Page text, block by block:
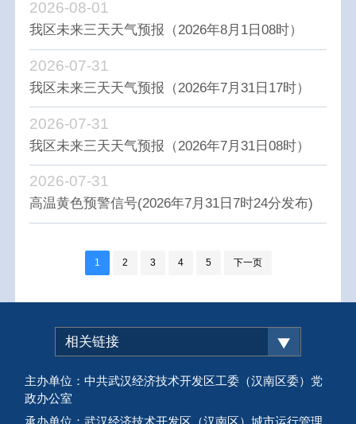
我区未来三天天气预报（2026年8月1日08时）
2026-08-01
我区未来三天天气预报（2026年7月31日17时）
2026-07-31
我区未来三天天气预报（2026年7月31日08时）
2026-07-31
高温黄色预警信号(2026年7月31日7时24分发布)
2026-07-31
1 2 3 4 5 下一页
相关链接
主办单位：中共武汉经济技术开发区工委（汉南区委）党
政办公室
承办单位：武汉经济技术开发区（汉南区）城市运行管理